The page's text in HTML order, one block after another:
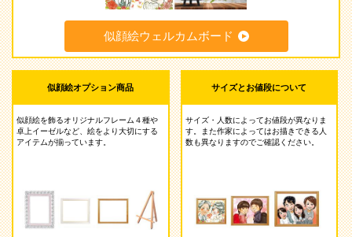
似顔絵ウェルカムボード
似顔絵オプション商品
似顔絵を飾るオリジナルフレーム４種や
卓上イーゼルなど、絵をより大切にする
アイテムが揃っています。
サイズとお値段について
サイズ・人数によってお値段が異なりま
す。また作家によってはお描きできる人
数も異なりますのでご確認ください。